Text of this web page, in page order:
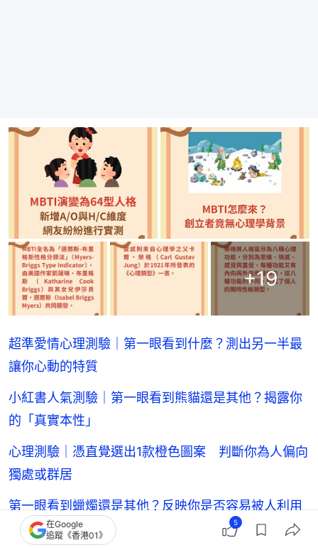
+19
超準愛情心理測驗｜第一眼看到什麼？測出另一半最
讓你心動的特質
小紅書人氣測驗｜第一眼看到熊貓還是其他？揭露你
的「真實本性」
心理測驗｜憑直覺選出1款橙色圖案 判斷你為人偏向
獨處或群居
第一眼看到蠟燭還是其他？反映你是否容易被人利用
的「好好先生」
在Google
追蹤《香港01》
5